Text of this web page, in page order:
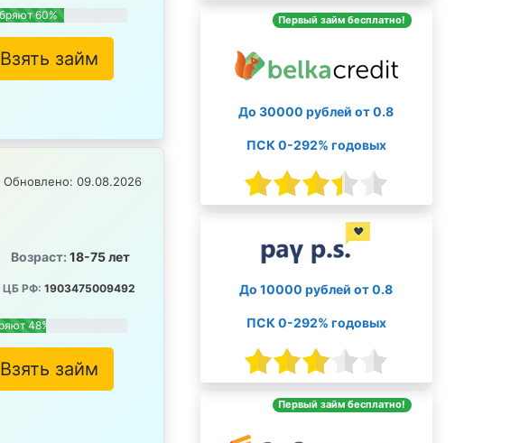
60%
Взять займ
Обновлено: 09.08.2026
Возраст: 18-75 лет
ЦБ РФ: 1903475009492
48%
Взять займ
Первый займ бесплатно!
До 30000 рублей от 0.8
ПСК 0-292% годовых
До 10000 рублей от 0.8
ПСК 0-292% годовых
Первый займ бесплатно!